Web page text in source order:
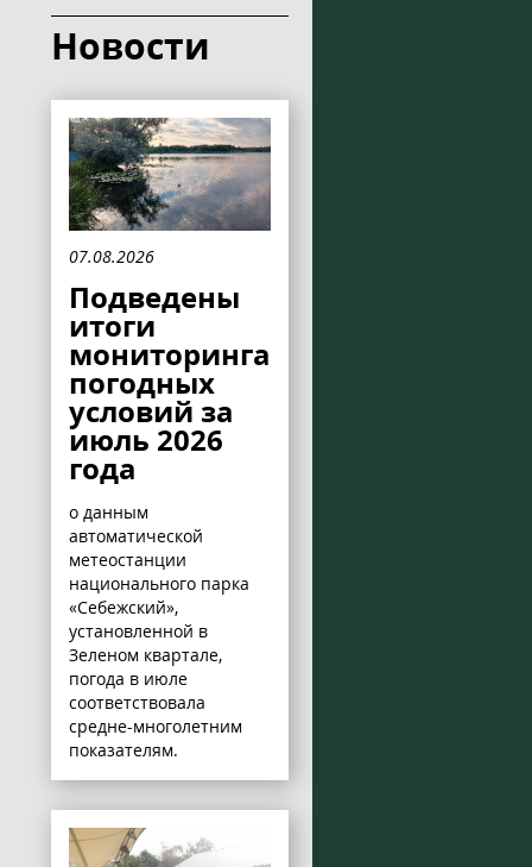
Новости
07.08.2026
Подведены
итоги
мониторинга
погодных
условий за
июль 2026
года
о данным
автоматической
метеостанции
национального парка
«Себежский»,
установленной в
Зеленом квартале,
погода в июле
соответствовала
средне-многолетним
показателям.